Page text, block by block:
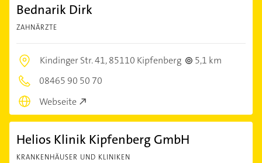
Bednarik Dirk
ZAHNÄRZTE
Kindinger Str. 41,85110 Kipfenberg
5,1 km
08465 90 50 70
Webseite
Helios Klinik Kipfenberg GmbH
KRANKENHÄUSER UND KLINIKEN